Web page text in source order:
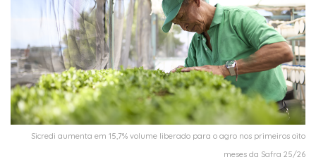
Sicredi aumenta em 15,7% volume liberado para o agro nos primeiros oito
meses da Safra 25/26